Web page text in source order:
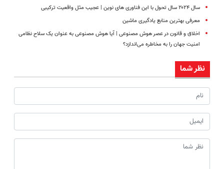
سال ۲۰۲۴ سال تحول با این فناوری های نوین | عجیب مثل واقعیت ترکیبی
معرفی بهترین منابع یادگیری ماشین
اخلاق و قانون در عصر هوش مصنوعی | آیا هوش مصنوعی به عنوان یک سلاح نظامی
امنیت جهان را به مخاطره می‌اندازد؟
نظر شما